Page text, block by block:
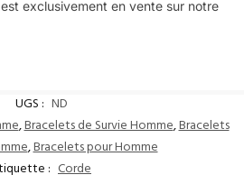
exclusivement en vente sur notre
UGS : ND
,Bracelets de Survie Homme,Bracelets
,Bracelets pour Homme
: Corde